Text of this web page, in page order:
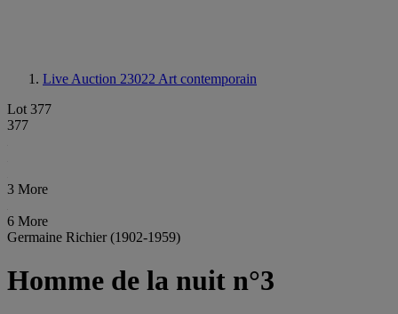
Live Auction 23022 Art contemporain
Lot 377
377
3 More
6 More
Germaine Richier (1902-1959)
Homme de la nuit n°3